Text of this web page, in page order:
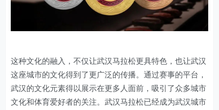
这种文化的融入，不仅让武汉马拉松更具特色，也让武汉
这座城市的文化得到了更广泛的传播。通过赛事的平台，
武汉的文化元素得以展示在更多人面前，吸引了众多城市
文化和体育爱好者的关注。武汉马拉松已经成为武汉城市